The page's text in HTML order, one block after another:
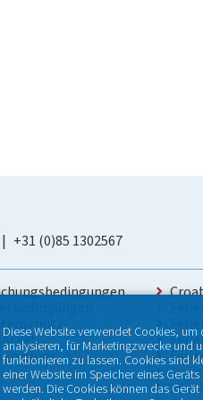
+31 (0)85 1302567
Diese Website verwendet Cookies,
analysieren, für Marketingzwecke und
funktionieren zu lassen. Cookies sind
einer Website im Speicher eines
werden. Die Cookies können das